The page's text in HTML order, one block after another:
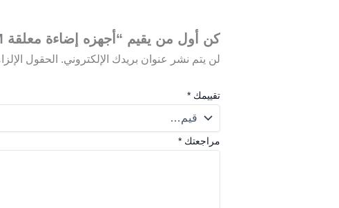
كن أول من يقيم “أجهزه إضاءة معلقة 1000MM”
لن يتم نشر عنوان بريدك الإلكتروني. الحقول
تقييمك*
مراجعتك*